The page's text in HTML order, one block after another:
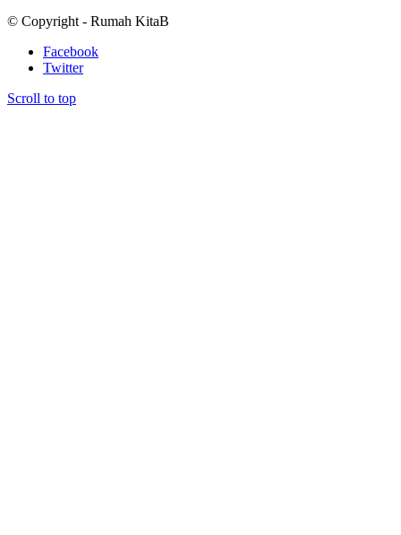
© Copyright - Rumah KitaB
Facebook
Twitter
Scroll to top